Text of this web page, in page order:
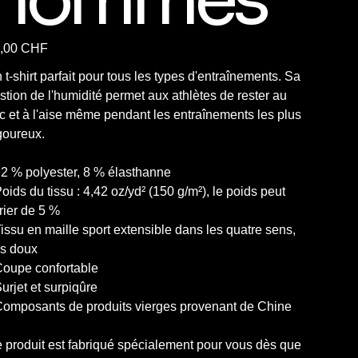
CHF
t-shirt parfait pour tous les types d'entraînements. Sa
de l'humidité permet aux athlètes de rester au
et à l'aise même pendant les entraînements les plus
% polyester, 8 % élasthanne
du tissu : 4,42 oz/yd² (150 g/m²), le poids peut
de 5 %
en maille sport extensible dans les quatre sens,
doux
confortable
et surpiqûre
de produits vierges provenant de Chine
produit est fabriqué spécialement pour vous dès que